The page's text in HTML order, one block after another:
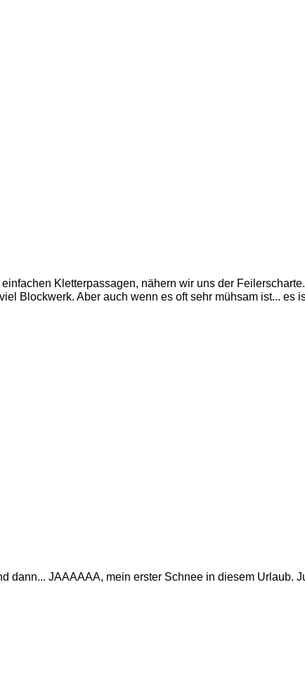
Kletterpassagen, nähern wir uns der
Blockwerk. Aber auch wenn es oft sehr mühsam ist... es
dann... JAAAAAA, mein erster Schnee in diesem Urlaub.